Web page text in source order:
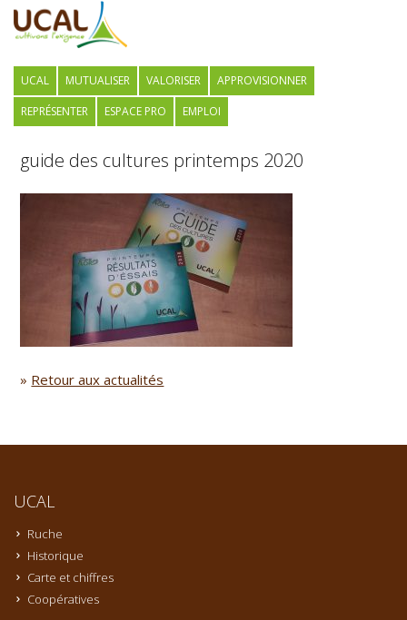
UCAL MUTUALISER VALORISER
APPROVISIONNER
REPRÉSENTER
ESPACE PRO EMPLOI
guide des cultures printemps 2020
» Retour aux actualités
UCAL
Ruche
Historique
Carte et chiffres
Coopératives